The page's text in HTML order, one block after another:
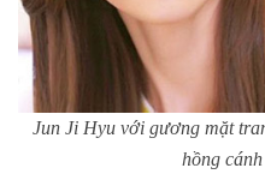
Jun Ji Hyu với gương mặt
hồng